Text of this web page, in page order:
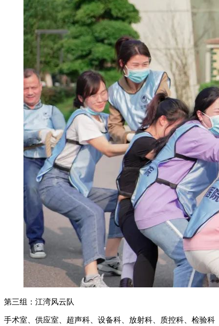
第三组：江湾风云队
手术室、供应室、超声科、设备科、放射科、质控科、检验科